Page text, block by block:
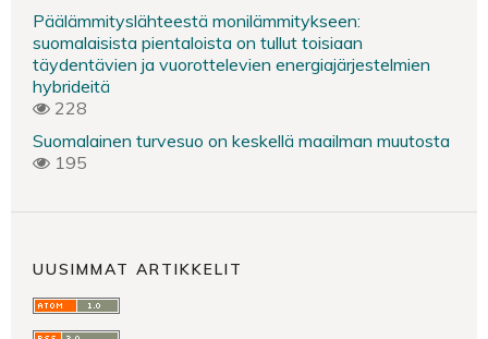
Päälämmityslähteestä monilämmitykseen:
suomalaisista pientaloista on tullut toisiaan
täydentävien ja vuorottelevien energiajärjestelmien
hybrideitä
228
Suomalainen turvesuo on keskellä maailman muutosta
195
UUSIMMAT ARTIKKELIT